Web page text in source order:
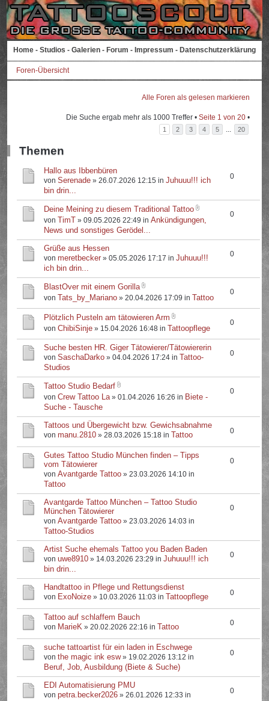
Home - Studios - Galerien - Forum - Impressum - Datenschutzerklärung
Foren-Übersicht
Alle Foren als gelesen markieren
Die Suche ergab mehr als 1000 Treffer • Seite 1 von 20•
1 2 3 4 5 ... 20
Themen
Hallo aus Ibbenbüren
vonSerenade » 26.07.2026 12:15 inJuhuuu!!! ich
bin drin...
0
Deine Meining zu diesem Traditional Tattoo
von TimT » 09.05.2026 22:49 inAnkündigungen,
News und sonstiges Gerödel...
0
Grüße aus Hessen
vonmeretbecker » 05.05.2026 17:17 inJuhuuu!!!
ich bin drin...
0
BlastOver mit einem Gorilla
von Tats_by_Mariano » 20.04.2026 17:09 in Tattoo
0
Plötzlich Pusteln am tätowieren Arm
vonChibiSinje » 15.04.2026 16:48 in Tattoopflege
0
Suche besten HR. Giger Tätowierer/Tätowiererin
vonSaschaDarko » 04.04.2026 17:24 in Tattoo-
Studios
0
Tattoo Studio Bedarf
vonCrew Tattoo La» 01.04.2026 16:26 in Biete -
Suche - Tausche
0
Tattoos und Übergewicht bzw. Gewichsabnahme
vonmanu.2810 » 28.03.2026 15:18 in Tattoo 0
Gutes Tattoo Studio München finden – Tipps
vom Tätowierer
vonAvantgarde Tattoo » 23.03.2026 14:10 in
Tattoo
0
Avantgarde Tattoo München – Tattoo Studio
München Tätowierer
vonAvantgarde Tattoo » 23.03.2026 14:03 in
Tattoo-Studios
0
Artist Suche ehemals Tattoo you Baden Baden
vonuwe8910 » 14.03.2026 23:29 inJuhuuu!!! ich
bin drin...
0
Handtattoo in Pflege und Rettungsdienst
von ExoNoize » 10.03.2026 11:03 in Tattoopflege 0
Tattoo auf schlaffem Bauch
von MarieK » 20.02.2026 22:16 in Tattoo 0
suche tattoartist für ein laden in Eschwege
vonthe magic ink esw» 19.02.2026 13:12 in
Beruf, Job, Ausbildung (Biete & Suche)
0
EDI Automatisierung PMU
vonpetra.becker2026 » 26.01.2026 12:33 in 0